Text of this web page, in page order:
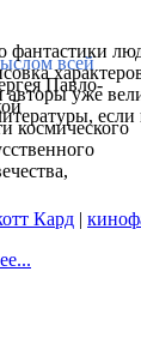
всей
Павло-
космического
фантастики
уже
Кард |